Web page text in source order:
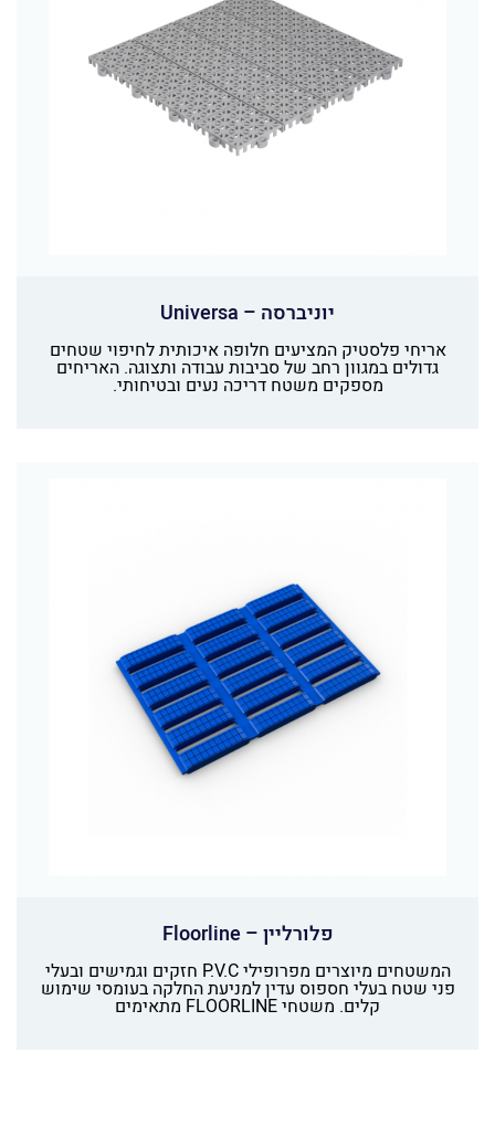
יוניברסה – Universa
אריחי פלסטיק המציעים חלופה איכותית לחיפוי שטחים
גדולים במגוון רחב של סביבות עבודה ותצוגה. האריחים
מספקים משטח דריכה נעים ובטיחותי.
פלורליין – Floorline
המשטחים מיוצרים מפרופילי P.V.C חזקים וגמישים ובעלי
פני שטח בעלי חספוס עדין למניעת החלקה בעומסי שימוש
קלים. משטחי FLOORLINE מתאימים